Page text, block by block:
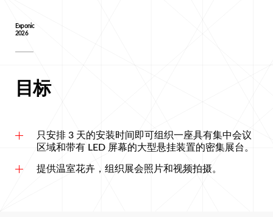
Exponic
2026
目标
只安排 3 天的安装时间即可组织一座具有集中会议
区域和带有 LED 屏幕的大型悬挂装置的密集展台。
提供温室花卉，组织展会照片和视频拍摄。